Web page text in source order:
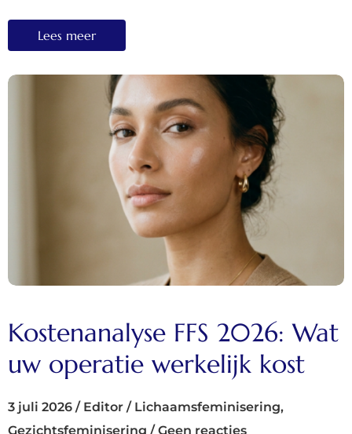
Lees meer
Kostenanalyse FFS 2026: Wat
uw operatie werkelijk kost
3 juli 2026 / Editor / Lichaamsfeminisering,
Gezichtsfeminisering / Geen reacties